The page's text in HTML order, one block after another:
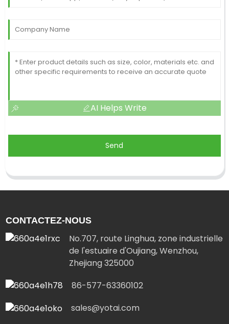
AI Helps Write
Send
CONTACTEZ-NOUS
No.707, route Linghua, zone industrielle
de l'estuaire d'Oujiang, Wenzhou,
Zhejiang 325000
86-577-63360102
sales@yotai.com